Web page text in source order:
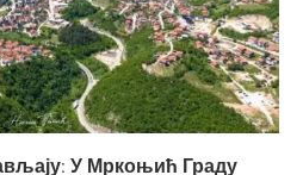
У Мркоњић Граду